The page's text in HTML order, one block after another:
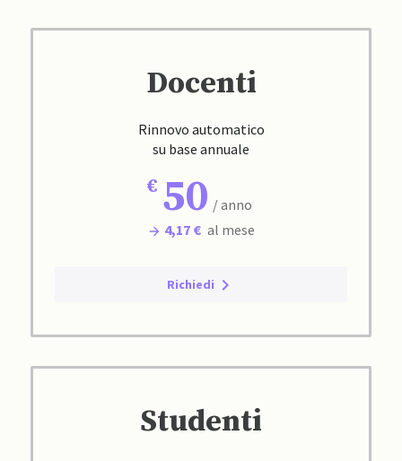
Docenti
Rinnovo automatico
su base annuale
50 / anno
4,17 € al mese
Richiedi
Studenti